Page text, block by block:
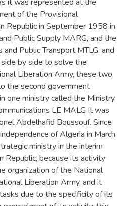
it was represented at the
of the Provisional
Republic in September 1958 in
Public Supply MARG, and the
and Public Transport MTLG, and
by side to solve the
Liberation Army, these two
the second government
one ministry called the Ministry
LE MALG It was
Abdelhafid Boussouf. Since
of Algeria in March
ministry in the interim
Republic, because its activity
organization of the National
Liberation Army, and it
due to the specificity of its